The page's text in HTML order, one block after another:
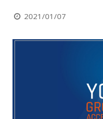
2021/01/07